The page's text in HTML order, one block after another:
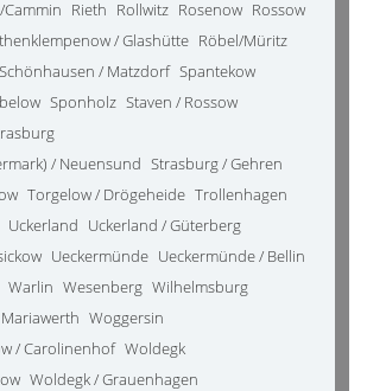
Cammin Rieth Rollwitz Rosenow Rossow
/ Glashütte Röbel/Müritz
Schönhausen / Matzdorf Spantekow
Sponholz Staven / Rossow
/ Neuensund Strasburg / Gehren
Torgelow / Drögeheide Trollenhagen
Uckerland Uckerland / Güterberg
Ueckermünde Ueckermünde / Bellin
Warlin Wesenberg Wilhelmsburg
Woggersin
/ Carolinenhof Woldegk
Woldegk / Grauenhagen